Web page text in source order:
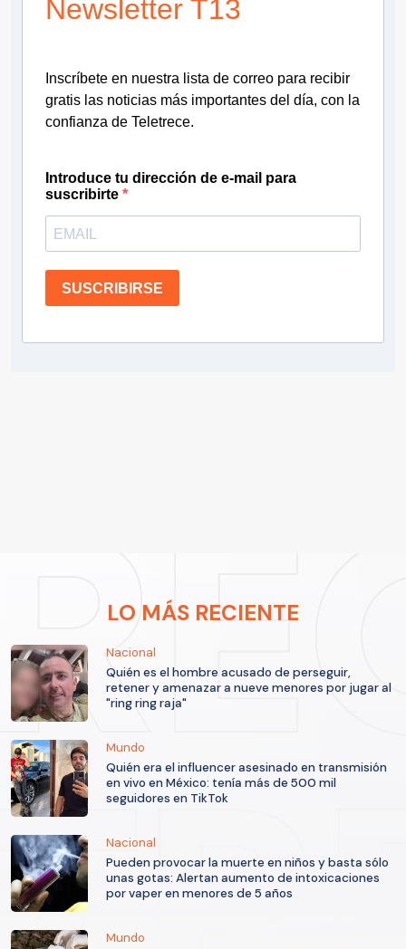
Newsletter T13
Inscríbete en nuestra lista de correo para recibir
gratis las noticias más importantes del día, con la
confianza de Teletrece.
Introduce tu dirección de e-mail para
suscribirte
SUSCRIBIRSE
LO MÁS RECIENTE
Nacional
Quién es el hombre acusado de perseguir,
retener y amenazar a nueve menores por jugar al
"ring ring raja"
Mundo
Quién era el influencer asesinado en transmisión
en vivo en México: tenía más de 500 mil
seguidores en TikTok
Nacional
Pueden provocar la muerte en niños y basta sólo
unas gotas: Alertan aumento de intoxicaciones
por vaper en menores de 5 años
Mundo